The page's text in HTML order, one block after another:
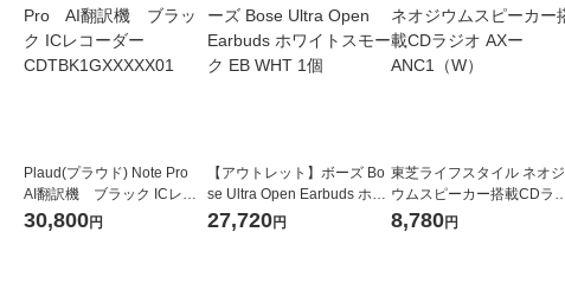
Plaud(プラウド) Note Pro
AI翻訳機 ブラック ICレコ
ーダー CDTBK1GXXXXX01
30,800円
【アウトレット】ボーズ Bo
se Ultra Open Earbuds ホワ
イトスモーク EB WHT 1個
27,720円
東芝ライフスタイル ネオジ
ウムスピーカー搭載CDラジ
オ AXーANC1（W）
8,780円